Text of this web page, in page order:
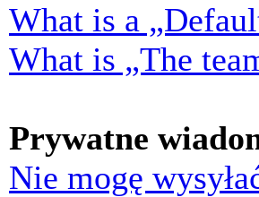
What is a
What is „The
Prywatne
Nie mogę